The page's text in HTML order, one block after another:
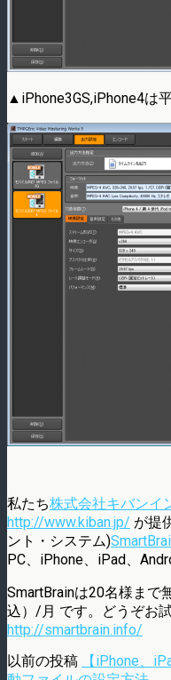
▲iPhone3GS,iPhone4は
私たち株式会社キバンイ
http://www.kiban.jp/ が提
ント・システム)
PC、iPhone、iPad、
SmartBrainは20名様まで
込）/月 です。どうぞお試
http://smartbrain.info/
以前の投稿
【iPhone、